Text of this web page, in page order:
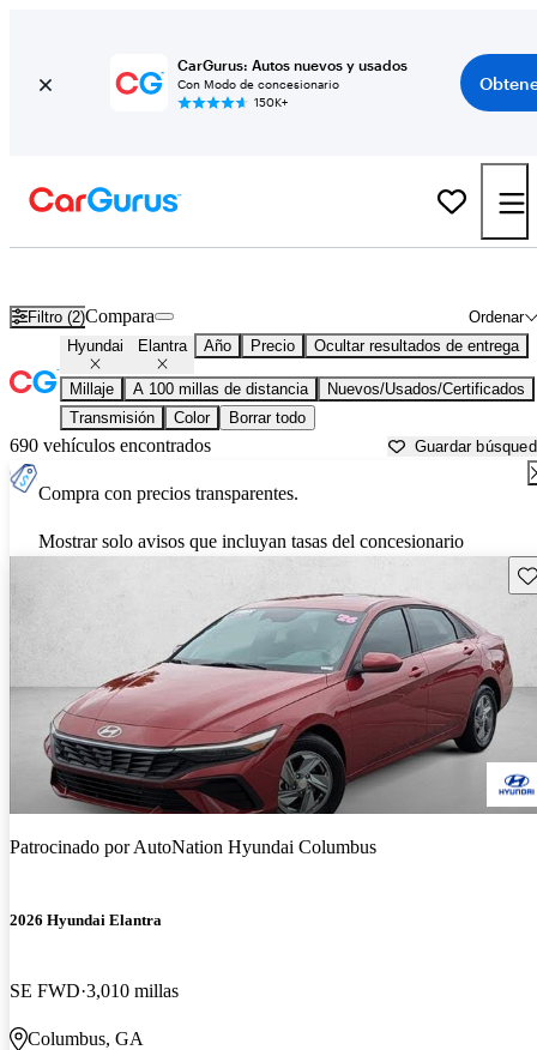
CarGurus: Autos nuevos y usados
Con Modo de concesionario
150K+
Filtro (2) Ordenar
Compara
Hyundai Elantra Año Precio Ocultar resultados de entrega
Millaje A 100 millas de distancia
Nuevos/Usados/Certificados
Transmisión
Color Borrar todo
690 vehículos encontrados Guardar
Compra con precios transparentes.
Mostrar solo avisos que incluyan tasas del concesionario
Patrocinado porAutoNation Hyundai Columbus
2026 Hyundai Elantra
SE FWD 3,010 millas
Columbus, GA